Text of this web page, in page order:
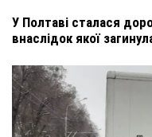
У Полтаві сталася
внаслідок якої